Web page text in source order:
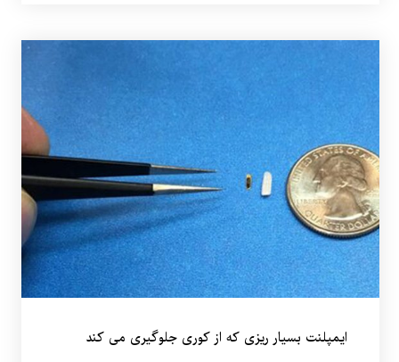
ایمپلنت بسیار ریزی که از کوری جلوگیری می کند